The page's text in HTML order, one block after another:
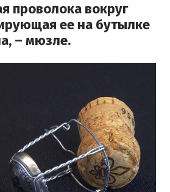
проволока вокруг
ее на бутылке
– мюзле.